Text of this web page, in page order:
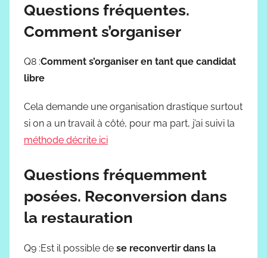
Questions fréquentes.
Comment s’organiser
Q8 :Comment s’organiser en tant que candidat
libre
Cela demande une organisation drastique surtout
si on a un travail à côté, pour ma part, j’ai suivi la
méthode décrite ici
Questions fréquemment
posées. Reconversion dans
la restauration
Q9 :Est il possible de se reconvertir dans la